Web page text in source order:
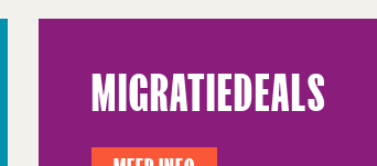
MIGRATIEDEALS